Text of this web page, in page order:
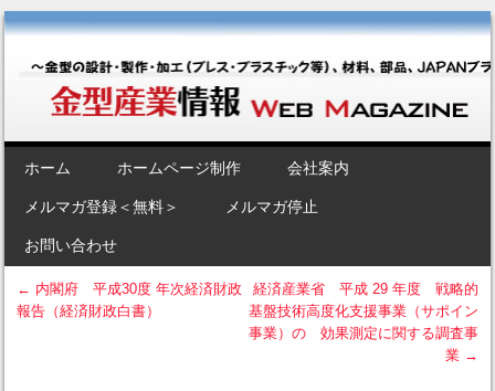
金型産業情報 [Web Magazine]
JAPANブランド“金型”のポータルサイト～
Menu
SKIP TO CONTENT
ホーム ホームページ制作 会社案内
メルマガ登録＜無料＞ メルマガ停止
お問い合わせ
Post navigation
← 内閣府 平成30度 年次経済財政
報告（経済財政白書）
経済産業省 平成 29 年度 戦略的
基盤技術高度化支援事業（サポイン
事業）の 効果測定に関する調査事
業 →